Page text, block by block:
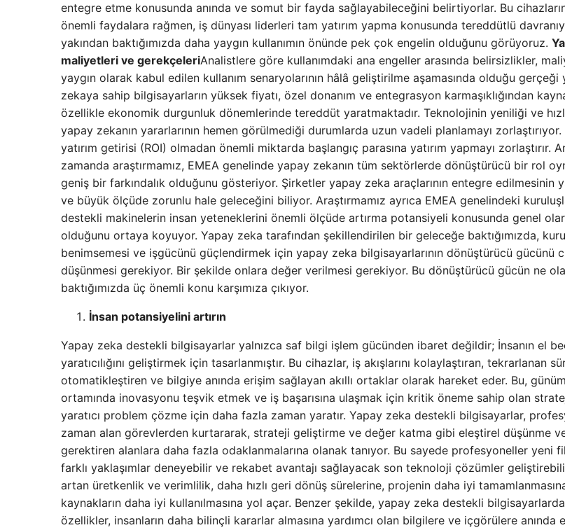
entegre etme konusunda anında ve somut bir fayda sağlayabileceğini belirtiyorlar. Bu
önemli faydalara rağmen, iş dünyası liderleri tam yatırım yapma konusunda tereddütlü
yakından baktığımızda daha yaygın kullanımın önünde pek çok engelin olduğunu görüyoruz.
maliyetleri ve gerekçeleriAnalistlere göre kullanımdaki ana engeller arasında belirsizlikler,
yaygın olarak kabul edilen kullanım senaryolarının hâlâ geliştirilme aşamasında olduğu gerçeği
zekaya sahip bilgisayarların yüksek fiyatı, özel donanım ve entegrasyon karmaşıklığından
özellikle ekonomik durgunluk dönemlerinde tereddüt yaratmaktadır. Teknolojinin yeniliği ve
yapay zekanın yararlarının hemen görülmediği durumlarda uzun vadeli planlamayı zorlaştırıyor.
yatırım getirisi (ROI) olmadan önemli miktarda başlangıç ​​parasına yatırım yapmayı zorlaştırır.
zamanda araştırmamız, EMEA genelinde yapay zekanın tüm sektörlerde dönüştürücü bir rol
geniş bir farkındalık olduğunu gösteriyor. Şirketler yapay zeka araçlarının entegre edilmesinin
ve büyük ölçüde zorunlu hale geleceğini biliyor. Araştırmamız ayrıca EMEA genelindeki
destekli makinelerin insan yeteneklerini önemli ölçüde artırma potansiyeli konusunda genel
olduğunu ortaya koyuyor. Yapay zeka tarafından şekillendirilen bir geleceğe baktığımızda,
benimsemesi ve işgücünü güçlendirmek için yapay zeka bilgisayarlarının dönüştürücü gücünü
düşünmesi gerekiyor. Bir şekilde onlara değer verilmesi gerekiyor. Bu dönüştürücü gücün ne
baktığımızda üç önemli konu karşımıza çıkıyor.
İnsan potansiyelini artırın
Yapay zeka destekli bilgisayarlar yalnızca saf bilgi işlem gücünden ibaret değildir; İnsanın el
yaratıcılığını geliştirmek için tasarlanmıştır. Bu cihazlar, iş akışlarını kolaylaştıran, tekrarlanan
otomatikleştiren ve bilgiye anında erişim sağlayan akıllı ortaklar olarak hareket eder. Bu,
ortamında inovasyonu teşvik etmek ve iş başarısına ulaşmak için kritik öneme sahip olan
yaratıcı problem çözme için daha fazla zaman yaratır. Yapay zeka destekli bilgisayarlar,
zaman alan görevlerden kurtararak, strateji geliştirme ve değer katma gibi eleştirel düşünme ve
gerektiren alanlara daha fazla odaklanmalarına olanak tanıyor. Bu sayede profesyoneller yeni
farklı yaklaşımlar deneyebilir ve rekabet avantajı sağlayacak son teknoloji çözümler
artan üretkenlik ve verimlilik, daha hızlı geri dönüş sürelerine, projenin daha iyi
kaynakların daha iyi kullanılmasına yol açar. Benzer şekilde, yapay zeka destekli
özellikler, insanların daha bilinçli kararlar almasına yardımcı olan bilgilere ve içgörülere anında